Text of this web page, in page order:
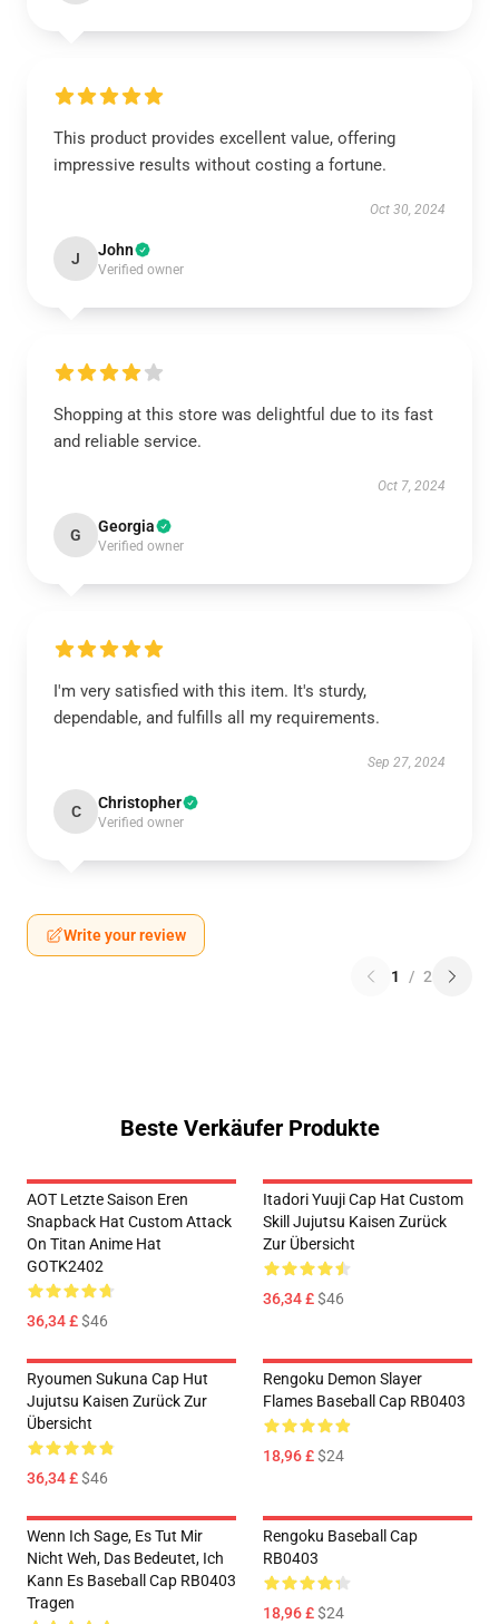
This product provides excellent value, offering
impressive results without costing a fortune.
Oct 30, 2024
J John
Verified owner
Shopping at this store was delightful due to its fast
and reliable service.
Oct 7, 2024
G Georgia
Verified owner
I'm very satisfied with this item. It's sturdy,
dependable, and fulfills all my requirements.
Sep 27, 2024
C Christopher
Verified owner
Write your review
1 / 2
Beste Verkäufer Produkte
AOT Letzte Saison Eren
Snapback Hat Custom Attack
On Titan Anime Hat
GOTK2402
36,34 £$46
Itadori Yuuji Cap Hat Custom
Skill Jujutsu Kaisen Zurück
Zur Übersicht
36,34 £$46
Ryoumen Sukuna Cap Hut
Jujutsu Kaisen Zurück Zur
Übersicht
36,34 £$46
Rengoku Demon Slayer
Flames Baseball Cap RB0403
18,96 £$24
Wenn Ich Sage, Es Tut Mir
Nicht Weh, Das Bedeutet, Ich
Kann Es Baseball Cap RB0403
Tragen
Rengoku Baseball Cap
RB0403
18,96 £$24